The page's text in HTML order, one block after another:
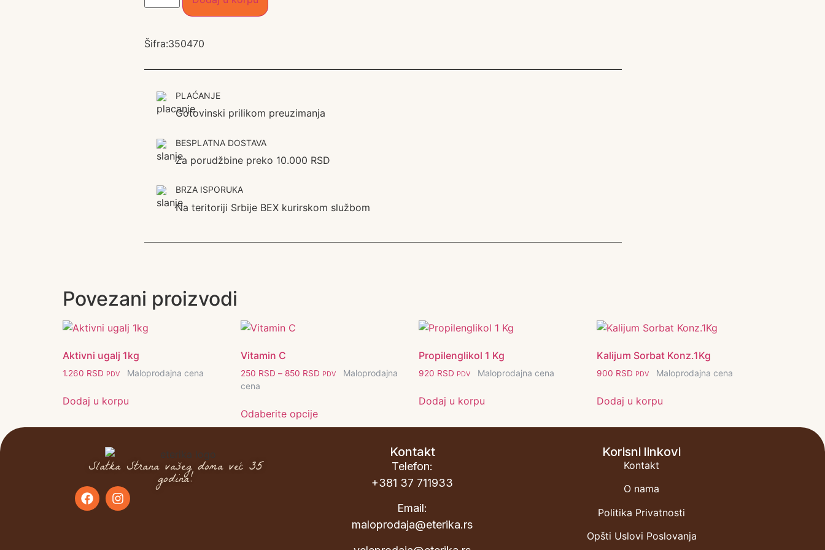
Šifra:350470
PLAĆANJE
Gotovinski prilikom preuzimanja
BESPLATNA DOSTAVA
Za porudžbine preko 10.000 RSD
BRZA ISPORUKA
Na teritoriji Srbije BEX kurirskom službom
Povezani proizvodi
Aktivni ugalj 1kg
1.260 RSD PDV Maloprodajna cena
Dodaj u korpu
Vitamin C
250 RSD – 850 RSD PDV
Maloprodajna
cena
Odaberite opcije
Propilenglikol 1 Kg
920 RSD PDV Maloprodajna cena
Dodaj u korpu
Kalijum Sorbat Konz.1Kg
900 RSD PDV Maloprodajna cena
Dodaj u korpu
Slatka Strana vašeg doma već 35
godina!
Kontakt
Telefon:
+381 37 711933
Email:
maloprodaja@eterika.rs
Korisni linkovi
Kontakt
O nama
Politika Privatnosti
Opšti Uslovi Poslovanja